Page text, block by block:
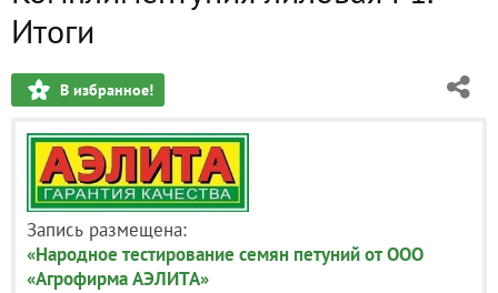
Итоги
В избранное!
Запись размещена:
«Народное тестирование семян петуний от ООО
«Агрофирма АЭЛИТА»